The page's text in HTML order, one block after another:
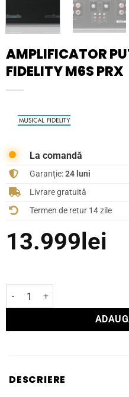
AMPLIFICATOR
FIDELITY M6S PRX
La comandă
Garanție:24 luni
Livrare gratuită
Termen de retur 14 zile
13.999 lei
Cantitate Amplificator Putere
DESCRIERE